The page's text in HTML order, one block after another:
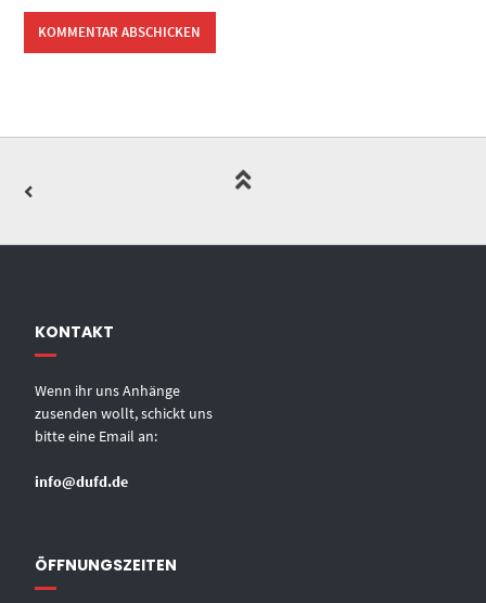
KONTAKT
Wenn ihr uns Anhänge
zusenden wollt, schickt uns
bitte eine Email an:
info@dufd.de
ÖFFNUNGSZEITEN